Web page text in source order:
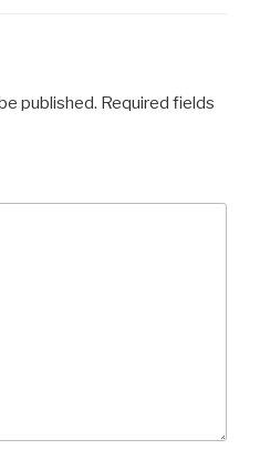
published. Required fields